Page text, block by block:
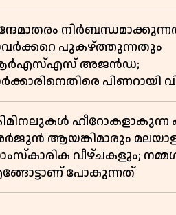
സ്വാതന്ത്ര്യസമര
കഥ
പുകഴ്ത്തുന്നതും
അജൻഡ;
പിണറായി
ഹീറോകളാകുന്ന
ആയങ്കിമാരും
വീഴ്ചകളും;
പോകുന്നത്